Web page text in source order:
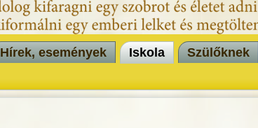
Hírek, események Iskola Szülőknek